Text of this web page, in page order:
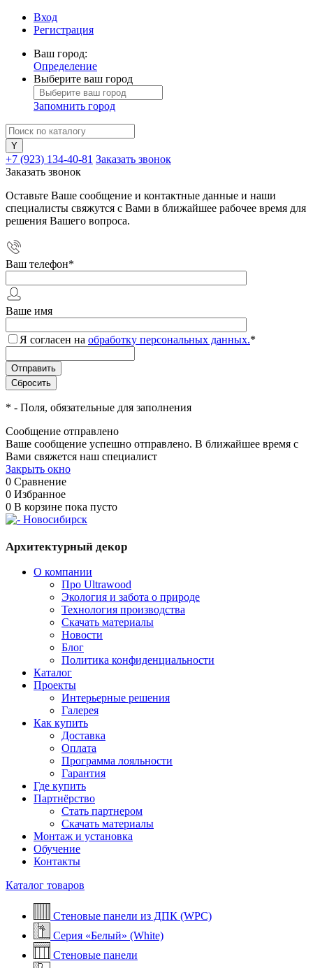
Вход
Регистрация
Ваш город:
Определение
Выберите ваш город
Запомнить город
+7 (923) 134-40-81 Заказать звонок
Заказать звонок
Оставьте Ваше сообщение и контактные данные и наши
специалисты свяжутся с Вами в ближайшее рабочее время для
решения Вашего вопроса.
Ваш телефон*
Ваше имя
Я согласен на обработку персональных данных.*
* - Поля, обязательные для заполнения
Сообщение отправлено
Ваше сообщение успешно отправлено. В ближайшее время с
Вами свяжется наш специалист
Закрыть окно
0 Сравнение
0 Избранное
0 В корзине пока пусто
Архитектурный декор
О компании
Про Ultrawood
Экология и забота о природе
Технология производства
Скачать материалы
Новости
Блог
Политика конфиденциальности
Каталог
Проекты
Интерьерные решения
Галерея
Как купить
Доставка
Оплата
Программа лояльности
Гарантия
Где купить
Партнёрство
Стать партнером
Скачать материалы
Монтаж и установка
Обучение
Контакты
Каталог товаров
Стеновые панели из ДПК (WPC)
Серия «Белый» (White)
Стеновые панели